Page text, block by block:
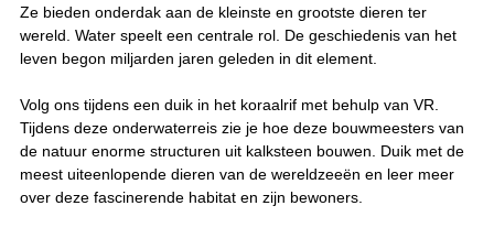
Ze bieden onderdak aan de kleinste en grootste dieren ter
wereld. Water speelt een centrale rol. De geschiedenis van het
leven begon miljarden jaren geleden in dit element.
Volg ons tijdens een duik in het koraalrif met behulp van VR.
Tijdens deze onderwaterreis zie je hoe deze bouwmeesters van
de natuur enorme structuren uit kalksteen bouwen. Duik met de
meest uiteenlopende dieren van de wereldzeeën en leer meer
over deze fascinerende habitat en zijn bewoners.